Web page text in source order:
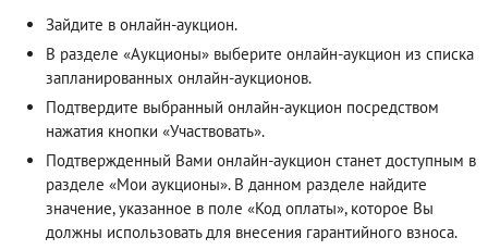
Зайдите в онлайн-аукцион.
В разделе «Аукционы» выберите онлайн-аукцион из списка
запланированных онлайн-аукционов.
Подтвердите выбранный онлайн-аукцион посредством
нажатия кнопки «Участвовать».
Подтвержденный Вами онлайн-аукцион станет доступным в
разделе «Мои аукционы». В данном разделе найдите
значение, указанное в поле «Код оплаты», которое Вы
должны использовать для внесения гарантийного взноса.